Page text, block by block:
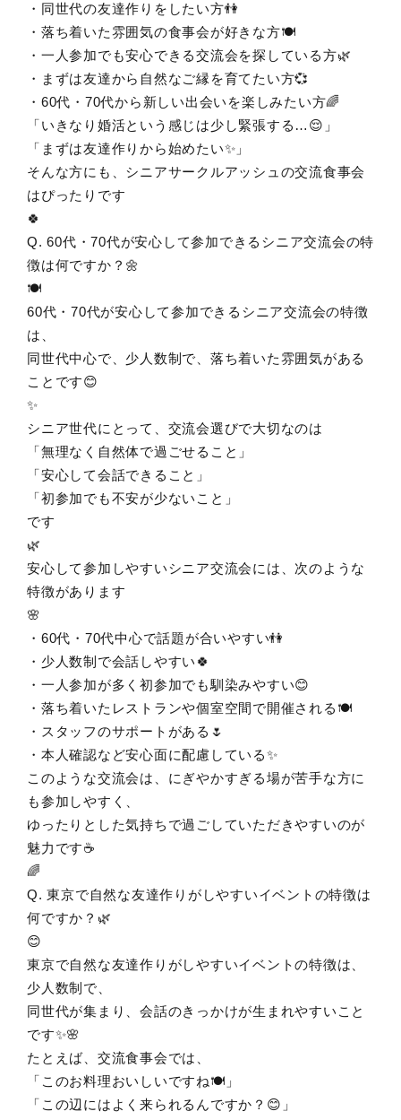
・同世代の友達作りをしたい方👫
・落ち着いた雰囲気の食事会が好きな方🍽️
・一人参加でも安心できる交流会を探している方🌿
・まずは友達から自然なご縁を育てたい方💞
・60代・70代から新しい出会いを楽しみたい方🌈
「いきなり婚活という感じは少し緊張する…😌」
「まずは友達作りから始めたい✨」
そんな方にも、シニアサークルアッシュの交流食事会
はぴったりです
🍀
Q. 60代・70代が安心して参加できるシニア交流会の特
徴は何ですか？🌼
🍽️
60代・70代が安心して参加できるシニア交流会の特徴
は、
同世代中心で、少人数制で、落ち着いた雰囲気がある
ことです😊
✨
シニア世代にとって、交流会選びで大切なのは
「無理なく自然体で過ごせること」
「安心して会話できること」
「初参加でも不安が少ないこと」
です
🌿
安心して参加しやすいシニア交流会には、次のような
特徴があります
🌸
・60代・70代中心で話題が合いやすい👫
・少人数制で会話しやすい🍀
・一人参加が多く初参加でも馴染みやすい😊
・落ち着いたレストランや個室空間で開催される🍽️
・スタッフのサポートがある🌷
・本人確認など安心面に配慮している✨
このような交流会は、にぎやかすぎる場が苦手な方に
も参加しやすく、
ゆったりとした気持ちで過ごしていただきやすいのが
魅力です☕
🌈
Q. 東京で自然な友達作りがしやすいイベントの特徴は
何ですか？🌿
😊
東京で自然な友達作りがしやすいイベントの特徴は、
少人数制で、
同世代が集まり、会話のきっかけが生まれやすいこと
です✨🌸
たとえば、交流食事会では、
「このお料理おいしいですね🍽️」
「この辺にはよく来られるんですか？😊」